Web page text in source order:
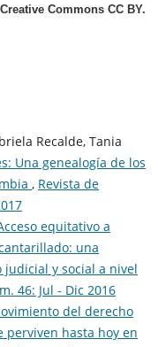
Commons CC BY.
Recalde, Tania
Una genealogía de los
, Revista de
equitativo a
una
y social a nivel
46: Jul - Dic 2016
del derecho
hasta hoy en